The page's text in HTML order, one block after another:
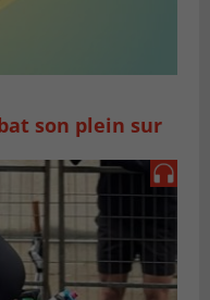
son plein sur